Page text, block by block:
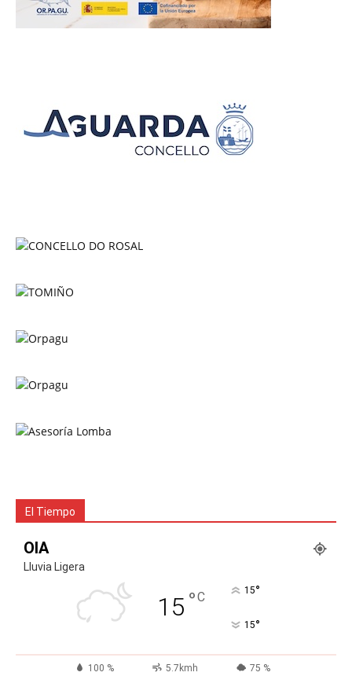
El Tiempo
OIA
Lluvia Ligera
15 °C 15°
15°
100 % 5.7kmh 75 %